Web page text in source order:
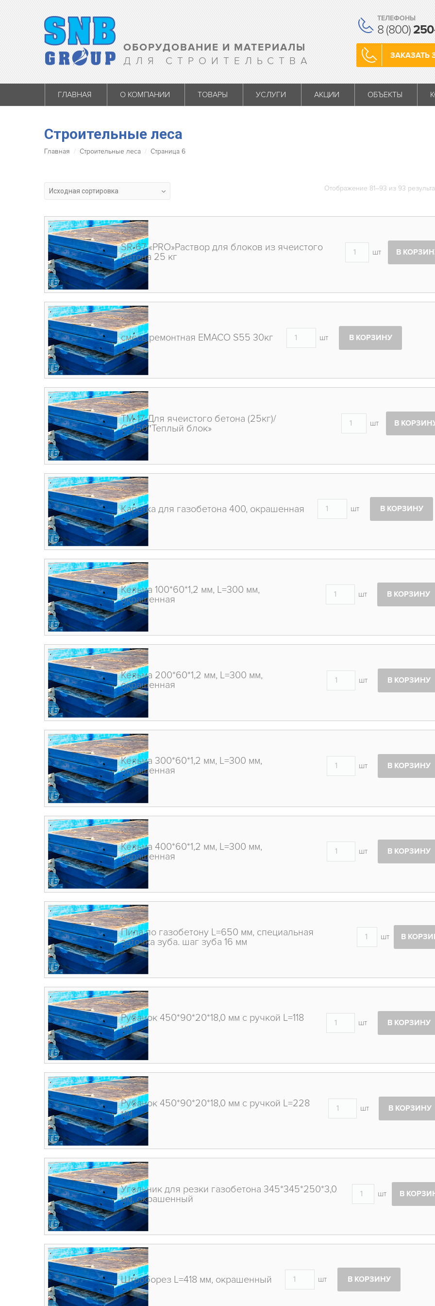
ОБОРУДОВАНИЕ И МАТЕРИАЛЫ
ДЛЯ СТРОИТЕЛЬСТВА
ТЕЛЕФОНЫ
8 (800)
ЗАКАЗАТЬ
ГЛАВНАЯ О КОМПАНИИ ТОВАРЫ УСЛУГИ АКЦИИ ОБЪЕКТЫ
Строительные леса
Главная Строительные леса Страница 6
Отображение 81–93 из 93
Исходная сортировка
SR-67 «PRO»Раствор для блоков из ячеистого
бетона 25 кг
шт В
смесь ремонтная EMACO S55 30кг шт В КОРЗИНУ
ТМ-17 Для ячеистого бетона (25кг)/
С-250″Теплый блок»
шт В
Каретка для газобетона 400, окрашенная шт В КОРЗИНУ
Кельма 100*60*1,2 мм, L=300 мм,
окрашенная
шт В КОРЗИНУ
Кельма 200*60*1,2 мм, L=300 мм,
окрашенная
шт В КОРЗИНУ
Кельма 300*60*1,2 мм, L=300 мм,
окрашенная
шт В КОРЗИНУ
Кельма 400*60*1,2 мм, L=300 мм,
окрашенная
шт В КОРЗИНУ
Пила по газобетону L=650 мм, специальная
заточка зуба. шаг зуба 16 мм
шт В
Рубанок 450*90*20*18,0 мм с ручкой L=118
мм
шт В КОРЗИНУ
Рубанок 450*90*20*18,0 мм с ручкой L=228
мм
шт В КОРЗИНУ
Угольник для резки газобетона 345*345*250*3,0
мм, окрашенный
шт В
Штроборез L=418 мм, окрашенный шт В КОРЗИНУ